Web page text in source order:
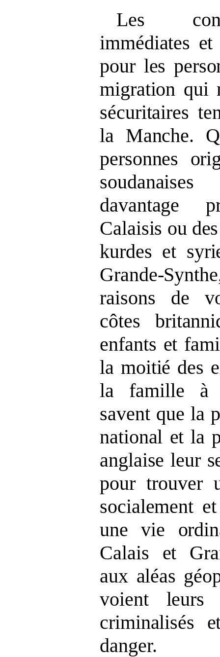
Les
immédiates et
pour les
migration qui
sécuritaires
la Manche.
personnes
davantage
Calaisis ou
kurdes et
raisons de
côtes
enfants et
la moitié des
la famille à
savent que la
national et la
anglaise leur
pour trouver
socialement
une vie
Calais et
aux aléas
voient leurs
criminalisés
danger.